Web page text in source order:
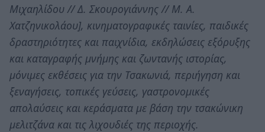
Μιχαηλίδου // Δ. Σκουρογιάννης // Μ. Α.
Χατζηνικολάου], κινηματογραφικές ταινίες, παιδικές
δραστηριότητες και παιχνίδια, εκδηλώσεις εξόρυξης
και καταγραφής μνήμης και ζωντανής ιστορίας,
μόνιμες εκθέσεις για την Τσακωνιά, περιήγηση και
ξεναγήσεις, τοπικές γεύσεις, γαστρονομικές
απολαύσεις και κεράσματα με βάση την τσακώνικη
μελιτζάνα και τις λιχουδιές της περιοχής.